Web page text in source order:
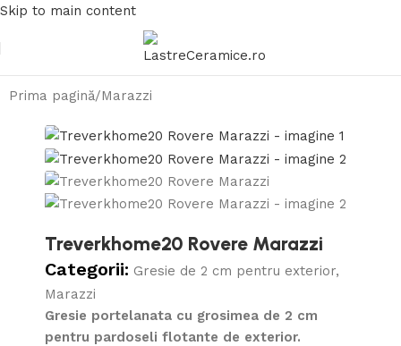
Skip to main content
Prima pagină/Marazzi
Treverkhome20 Rovere Marazzi
Categorii: Gresie de 2 cm pentru exterior,
Marazzi
Gresie portelanata cu grosimea de 2 cm
pentru pardoseli flotante de exterior.